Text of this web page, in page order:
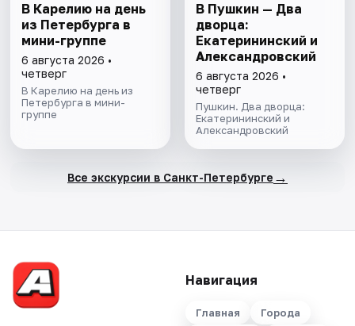
В Карелию на день
из Петербурга в
мини-группе
6 августа 2026 •
четверг
В Карелию на день из
Петербурга в мини-
группе
В Пушкин — Два
дворца:
Екатерининский и
Александровский
6 августа 2026 •
четверг
Пушкин. Два дворца:
Екатерининский и
Александровский
Все экскурсии в Санкт-Петербурге →
Навигация
Главная
Города